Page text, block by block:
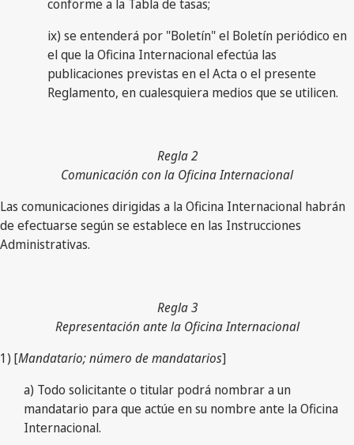
conforme a la Tabla de tasas;
ix) se entenderá por "Boletín" el Boletín periódico en
el que la Oficina Internacional efectúa las
publicaciones previstas en el Acta o el presente
Reglamento, en cualesquiera medios que se utilicen.
Regla 2
Comunicación con la Oficina Internacional
Las comunicaciones dirigidas a la Oficina Internacional habrán
de efectuarse según se establece en las Instrucciones
Administrativas.
Regla 3
Representación ante la Oficina Internacional
1) [Mandatario; número de mandatarios]
a) Todo solicitante o titular podrá nombrar a un
mandatario para que actúe en su nombre ante la Oficina
Internacional.